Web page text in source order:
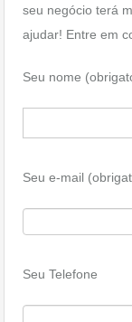
seu negócio terá
ajudar! Entre em
Seu nome
Seu e-mail
Seu Telefone